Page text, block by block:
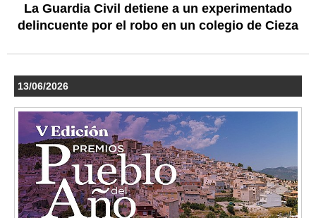
La Guardia Civil detiene a un experimentado
delincuente por el robo en un colegio de Cieza
13/06/2026